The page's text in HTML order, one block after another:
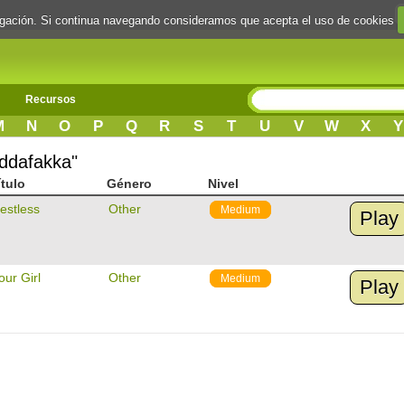
Recursos
N O P Q R S T U V W X Y
Género
Nivel
Other Medium Play
Girl Other Medium Play
Si continua navegando consideramos que acepta el uso de cookies